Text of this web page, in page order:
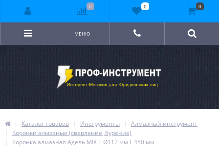
МЕНЮ
Каталог товаров Инструменты
Алмазный инструмент
Коронки алмазные (сверление, бурение)
Коронка алмазная Адель MIX E Ø112 мм L 450 мм
0 0 0